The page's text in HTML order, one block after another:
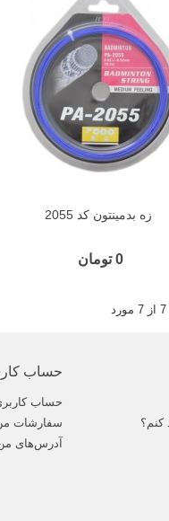
زه بدمینتون کد 2055
0 تومان
کنم؟
حساب
حساب
سفارشات
آدرس‌های